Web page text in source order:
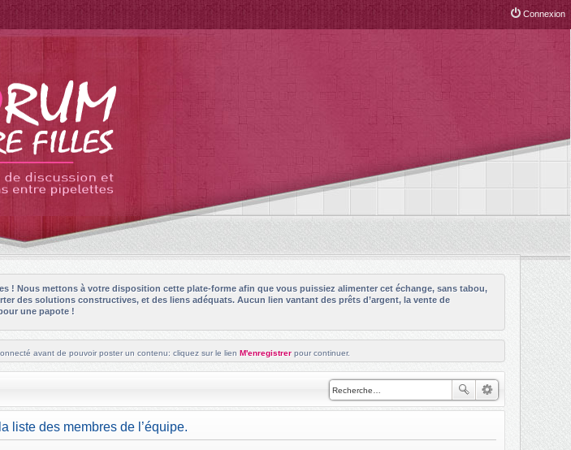
Connexion
! Nous mettons à votre disposition cette plate-forme afin que vous puissiez alimenter cet échange, sans tabou,
des solutions constructives, et des liens adéquats. Aucun lien vantant des prêts d’argent, la vente de
une papote !
avant de pouvoir poster un contenu: cliquez sur le lien M'enregistrer pour continuer.
liste des membres de l’équipe.